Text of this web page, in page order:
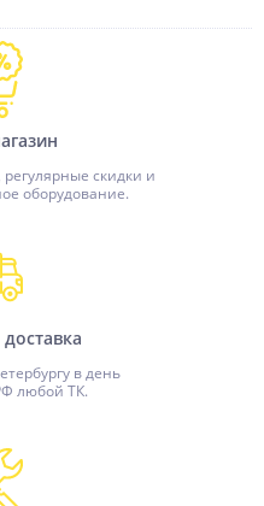
скидки и
оборудование.
в день
любой ТК.